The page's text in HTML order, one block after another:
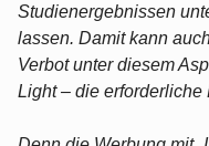
Studienergebnissen
lassen. Damit kann
Verbot unter diesem
Light – die